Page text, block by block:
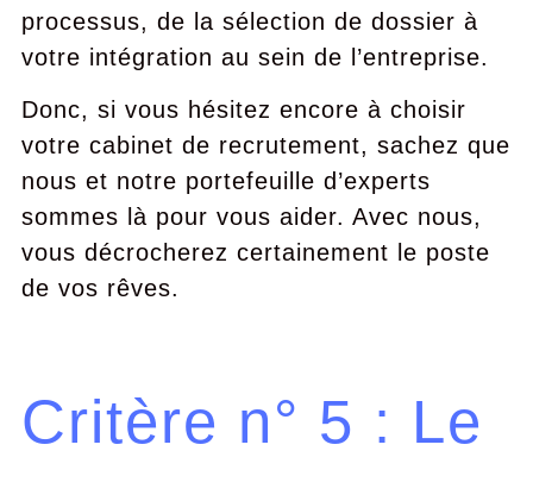
processus, de la sélection de dossier à
votre intégration au sein de l’entreprise.
Donc, si vous hésitez encore à choisir
votre cabinet de recrutement, sachez que
nous et notre portefeuille d’experts
sommes là pour vous aider. Avec nous,
vous décrocherez certainement le poste
de vos rêves.
Critère n° 5 : Le